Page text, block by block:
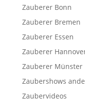
Zauberer Bonn
Zauberer Bremen
Zauberer Essen
Zauberer
Zauberer Münster
Zaubershows
Zaubervideos